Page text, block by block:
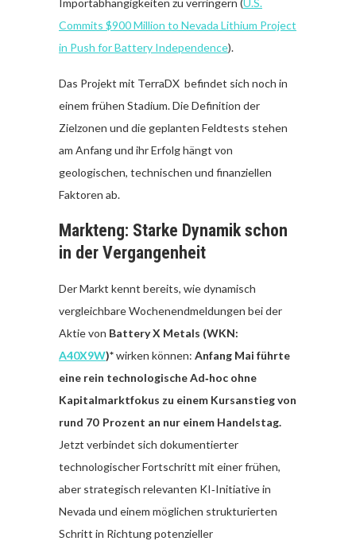
Importabhängigkeiten zu verringern (U.S.
Commits $900 Million to Nevada Lithium Project
in Push for Battery Independence).
Das Projekt mit TerraDX befindet sich noch in
einem frühen Stadium. Die Definition der
Zielzonen und die geplanten Feldtests stehen
am Anfang und ihr Erfolg hängt von
geologischen, technischen und finanziellen
Faktoren ab.
Markteng: Starke Dynamik schon
in der Vergangenheit
Der Markt kennt bereits, wie dynamisch
vergleichbare Wochenendmeldungen bei der
Aktie von Battery X Metals (WKN:
A40X9W)*wirken können: Anfang Mai führte
eine rein technologische Ad‑hoc ohne
Kapitalmarktfokus zu einem Kursanstieg von
rund 70 Prozent an nur einem Handelstag.
Jetzt verbindet sich dokumentierter
technologischer Fortschritt mit einer frühen,
aber strategisch relevanten KI‑Initiative in
Nevada und einem möglichen strukturierten
Schritt in Richtung potenzieller